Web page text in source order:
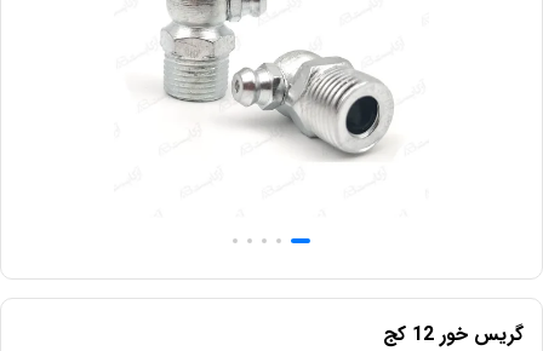
گریس خور 12 کج